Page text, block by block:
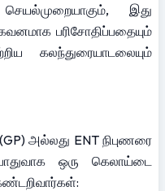
இது
பரிசோதிப்பதையும்
கலந்துரையாடலையும்
அல்லது ENT நிபுணரை
ஒரு கெலாய்டை